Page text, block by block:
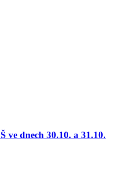
ve dnech 30.10. a 31.10.